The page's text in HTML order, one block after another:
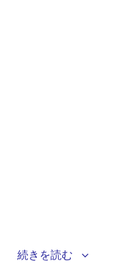
このビデオでは、
続きを読む